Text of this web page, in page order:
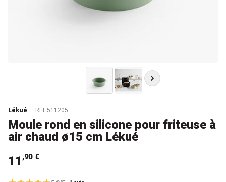
Lékué REF.511205
Moule rond en silicone pour friteuse à
air chaud ø15 cm Lékué
11 ,90 €